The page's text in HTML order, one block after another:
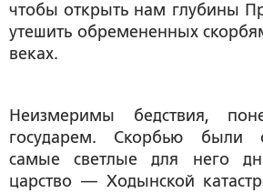
чтобы открыть нам глубины
утешить обремененных
веках.
Неизмеримы бедствия,
государем. Скорбью были
самые светлые для него
царство — Ходынской